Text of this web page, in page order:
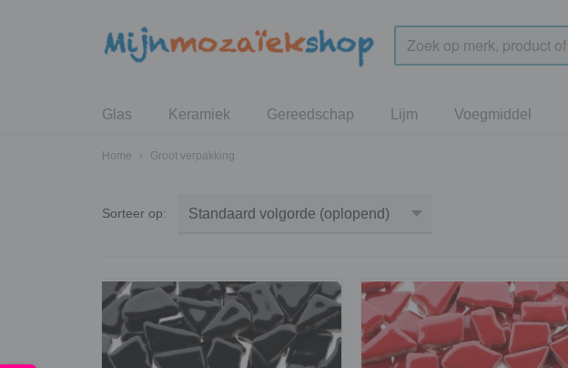
Glas Keramiek Gereedschap Lijm Voegmiddel
Home › Groot verpakking
Sorteer op: